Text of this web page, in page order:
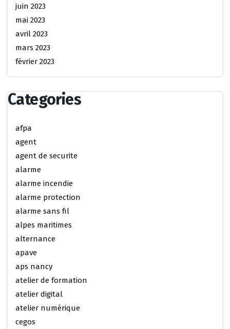
juin 2023
mai 2023
avril 2023
mars 2023
février 2023
Categories
afpa
agent
agent de securite
alarme
alarme incendie
alarme protection
alarme sans fil
alpes maritimes
alternance
apave
aps nancy
atelier de formation
atelier digital
atelier numérique
cegos